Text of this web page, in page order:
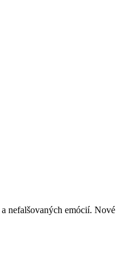
emócií. Nové